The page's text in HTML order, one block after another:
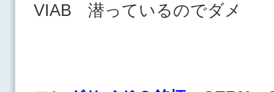
VIAB 潜っているのでダメ